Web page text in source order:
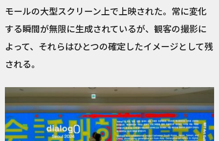
モールの大型スクリーン上で上映された。常に変化
する瞬間が無限に生成されているが、観客の撮影に
よって、それらはひとつの確定したイメージとして残
される。